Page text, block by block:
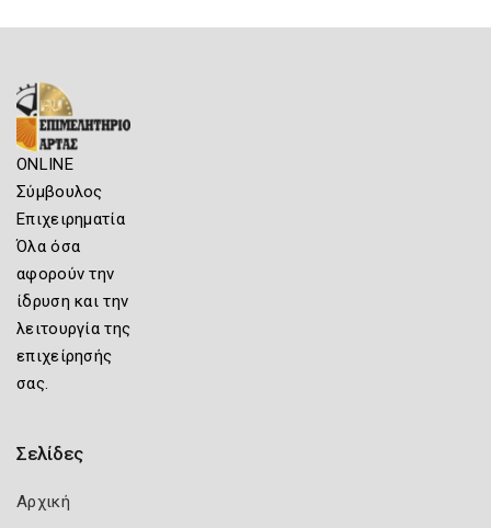
ONLINE
Σύμβουλος
Επιχειρηματία
Όλα όσα
αφορούν την
ίδρυση και την
λειτουργία της
επιχείρησής
σας.
Σελίδες
Αρχική